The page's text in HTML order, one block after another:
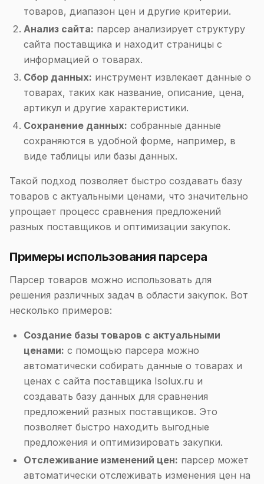
товаров, диапазон цен и другие критерии.
Анализ сайта: парсер анализирует структуру
сайта поставщика и находит страницы с
информацией о товарах.
Сбор данных: инструмент извлекает данные о
товарах, таких как название, описание, цена,
артикул и другие характеристики.
Сохранение данных: собранные данные
сохраняются в удобной форме, например, в
виде таблицы или базы данных.
Такой подход позволяет быстро создавать базу
товаров с актуальными ценами, что значительно
упрощает процесс сравнения предложений
разных поставщиков и оптимизации закупок.
Примеры использования парсера
Парсер товаров можно использовать для
решения различных задач в области закупок. Вот
несколько примеров:
Создание базы товаров с актуальными
ценами: с помощью парсера можно
автоматически собирать данные о товарах и
ценах с сайта поставщика Isolux.ru и
создавать базу данных для сравнения
предложений разных поставщиков. Это
позволяет быстро находить выгодные
предложения и оптимизировать закупки.
Отслеживание изменений цен: парсер может
автоматически отслеживать изменения цен на